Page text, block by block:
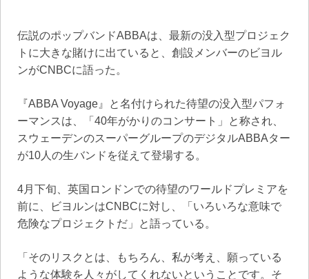
伝説のポップバンドABBAは、最新の没入型プロジェク
トに大きな賭けに出ていると、創設メンバーのビヨル
ンがCNBCに語った。
『ABBA Voyage』と名付けられた待望の没入型パフォ
ーマンスは、「40年がかりのコンサート」と称され、
スウェーデンのスーパーグループのデジタルABBAター
が10人の生バンドを従えて登場する。
4月下旬、英国ロンドンでの待望のワールドプレミアを
前に、ビヨルンはCNBCに対し、「いろいろな意味で
危険なプロジェクトだ」と語っている。
「そのリスクとは、もちろん、私が考え、願っている
ような体験を人々がしてくれないということです。そ